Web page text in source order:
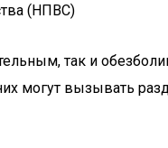
(НПВС)
так и
могут вызывать